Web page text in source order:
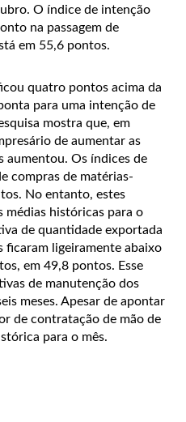
O índice de intenção
na passagem de
em 55,6 pontos.
quatro pontos acima da
para uma intenção de
mostra que, em
de aumentar as
aumentou. Os índices de
compras de matérias-
No entanto, estes
médias históricas para o
de quantidade exportada
ficaram ligeiramente abaixo
em 49,8 pontos. Esse
de manutenção dos
meses. Apesar de apontar
de contratação de mão de
para o mês.